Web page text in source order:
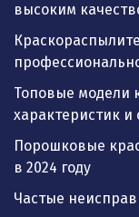
высоким
Топовые модели
характеристик и
Порошковые
в 2024 году
Частые